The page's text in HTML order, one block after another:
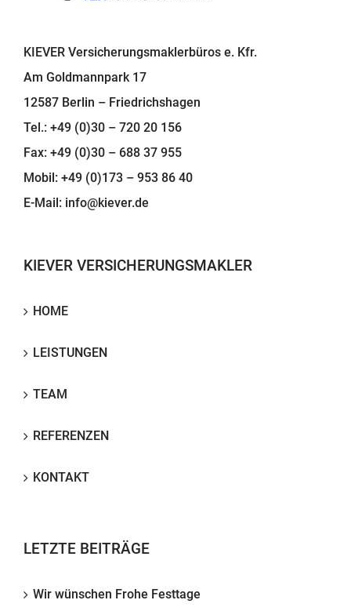
KIEVER Versicherungsmaklerbüros e. Kfr.
Am Goldmannpark 17
12587 Berlin – Friedrichshagen
Tel.: +49 (0)30 – 720 20 156
Fax: +49 (0)30 – 688 37 955
Mobil: +49 (0)173 – 953 86 40
E-Mail: info@kiever.de
KIEVER VERSICHERUNGSMAKLER
HOME
LEISTUNGEN
TEAM
REFERENZEN
KONTAKT
LETZTE BEITRÄGE
Wir wünschen Frohe Festtage